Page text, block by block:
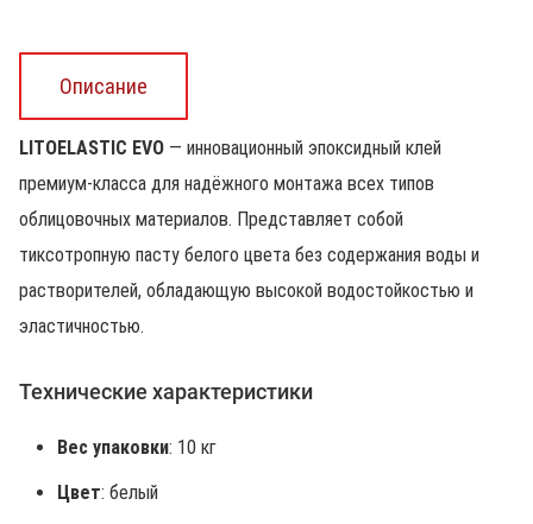
Описание
LITOELASTIC EVO — инновационный эпоксидный клей
премиум-класса для надёжного монтажа всех типов
облицовочных материалов. Представляет собой
тиксотропную пасту белого цвета без содержания воды и
растворителей, обладающую высокой водостойкостью и
эластичностью.
Технические характеристики
Вес упаковки: 10 кг
Цвет: белый